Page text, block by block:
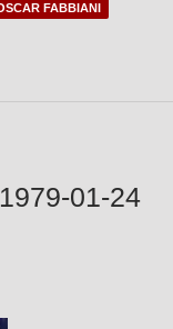
FABBIANI
01-24